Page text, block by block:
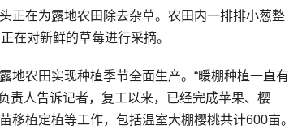
在为露地农田除去杂草。农田内一排排小葱整
在对新鲜的草莓进行采摘。
农田实现种植季节全面生产。“暖棚种植一直有
责人告诉记者，复工以来，已经完成苹果、樱
植定植等工作，包括温室大棚樱桃共计600亩。